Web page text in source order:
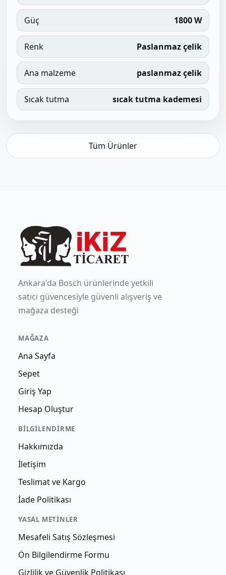
Güç 1800 W
Renk Paslanmaz çelik
Ana malzeme paslanmaz çelik
Sıcak tutma sıcak tutma kademesi
Tüm Ürünler
Ankara'da Bosch ürünlerinde yetkili
satıcı güvencesiyle güvenli alışveriş ve
mağaza desteği
MAĞAZA
Ana Sayfa
Sepet
Giriş Yap
Hesap Oluştur
BILGILENDIRME
Hakkımızda
İletişim
Teslimat ve Kargo
İade Politikası
YASAL METINLER
Mesafeli Satış Sözleşmesi
Ön Bilgilendirme Formu
Gizlilik ve Güvenlik Politikası